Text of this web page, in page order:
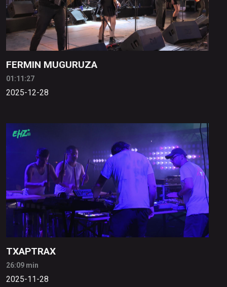
FERMIN MUGURUZA
01:11:27
2025-12-28
TXAPTRAX
26:09 min
2025-11-28